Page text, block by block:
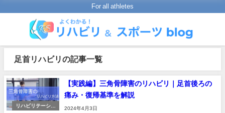
For all athletes
足首リハビリの記事一覧
リハビリテーショ
【実践編】三角骨障害のリハビリ｜足首後ろの
痛み・復帰基準を解説
2024年4月3日